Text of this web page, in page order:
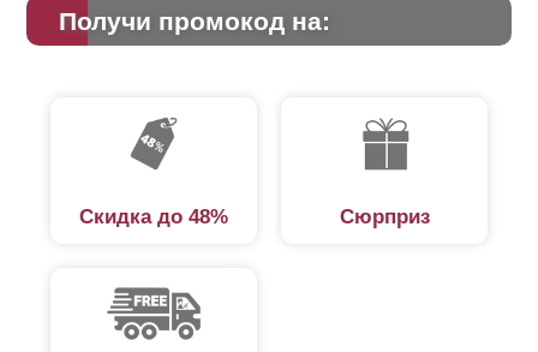
Получи промокод на:
Скидка до 48% Сюрприз